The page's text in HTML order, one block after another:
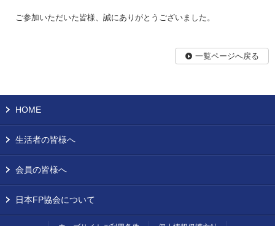
ご参加いただいた皆様、誠にありがとうございました。
一覧ページへ戻る
HOME
生活者の皆様へ
会員の皆様へ
日本FP協会について